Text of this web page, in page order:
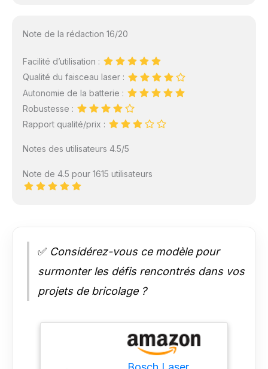
Note de la rédaction 16/20
Facilité d’utilisation :
Qualité du faisceau laser :
Autonomie de la batterie :
Robustesse :
Rapport qualité/prix :
Notes des utilisateurs 4.5/5
Note de 4.5 pour 1615 utilisateurs
✅ Considérez-vous ce modèle pour
surmonter les défis rencontrés dans vos
projets de bricolage ?